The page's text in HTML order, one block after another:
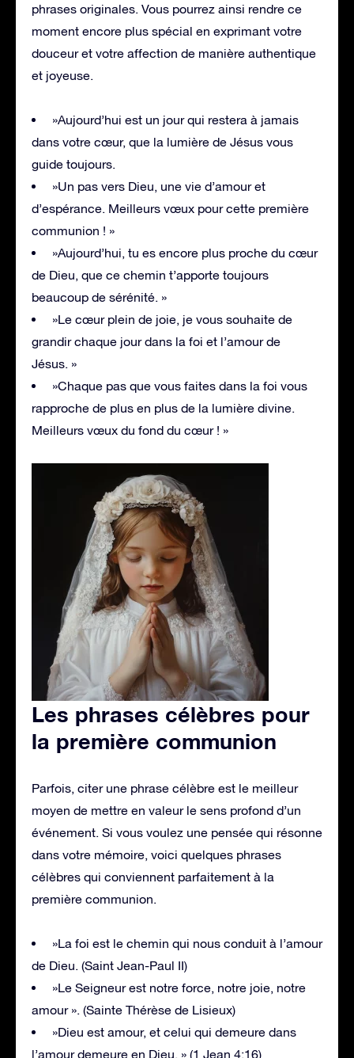
phrases originales. Vous pourrez ainsi rendre ce
moment encore plus spécial en exprimant votre
douceur et votre affection de manière authentique
et joyeuse.
»Aujourd’hui est un jour qui restera à jamais
dans votre cœur, que la lumière de Jésus vous
guide toujours.
»Un pas vers Dieu, une vie d’amour et
d’espérance. Meilleurs vœux pour cette première
communion ! »
»Aujourd’hui, tu es encore plus proche du cœur
de Dieu, que ce chemin t’apporte toujours
beaucoup de sérénité. »
»Le cœur plein de joie, je vous souhaite de
grandir chaque jour dans la foi et l’amour de
Jésus. »
»Chaque pas que vous faites dans la foi vous
rapproche de plus en plus de la lumière divine.
Meilleurs vœux du fond du cœur ! »
Les phrases célèbres pour
la première communion
Parfois, citer une phrase célèbre est le meilleur
moyen de mettre en valeur le sens profond d’un
événement. Si vous voulez une pensée qui résonne
dans votre mémoire, voici quelques phrases
célèbres qui conviennent parfaitement à la
première communion.
»La foi est le chemin qui nous conduit à l’amour
de Dieu. (Saint Jean-Paul II)
»Le Seigneur est notre force, notre joie, notre
amour ». (Sainte Thérèse de Lisieux)
»Dieu est amour, et celui qui demeure dans
l’amour demeure en Dieu. » (1 Jean 4:16)